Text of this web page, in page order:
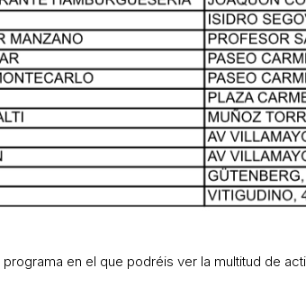
en el que podréis ver la multitud de